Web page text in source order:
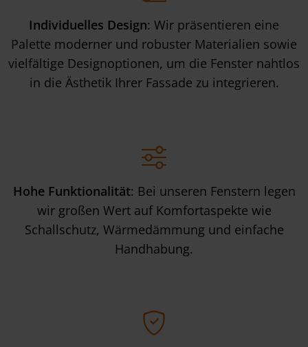
Individuelles Design: Wir präsentieren eine
Palette moderner und robuster Materialien sowie
vielfältige Designoptionen, um die Fenster nahtlos
in die Ästhetik Ihrer Fassade zu integrieren.
Hohe Funktionalität: Bei unseren Fenstern legen
wir großen Wert auf Komfortaspekte wie
Schallschutz, Wärmedämmung und einfache
Handhabung.